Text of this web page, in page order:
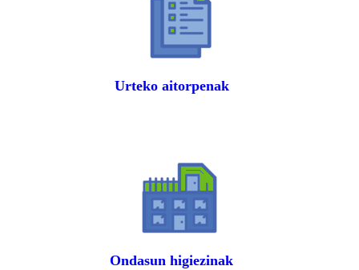
Urteko aitorpenak
Ondasun higiezinak